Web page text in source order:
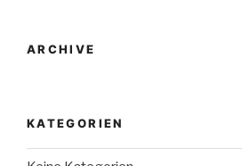
ARCHIVE
KATEGORIEN